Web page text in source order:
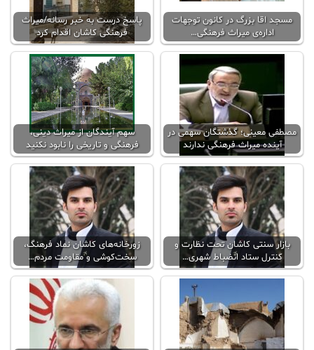
مسجد اقا بزرگ در کانون توجهات
اداره‌ی میراث فرهنگی…
پاسخ درست به خبر رسانه/میراث
فرهنگی کاشان اقدام کرد
مصطفی معینی؛ گذشتگان سهمی در
آینده میراث فرهنگی ندارند
سهم آیندگان از میراث دینی،
فرهنگی و تاریخی را نابود نکنید
بازار سنتی کاشان تحت نظارت و
کنترل ستاد انضباط شهری…
زورخانه‌های کاشان نماد فرهنگ،
سخت‌کوشی و مقاومت مردم…